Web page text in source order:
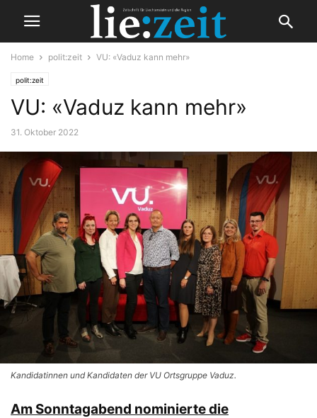
Home polit:zeit VU: «Vaduz kann mehr»
polit:zeit
VU: «Vaduz kann mehr»
31. Oktober 2022
Kandidatinnen und Kandidaten der VU Ortsgruppe Vaduz.
Am Sonntagabend nominierte die